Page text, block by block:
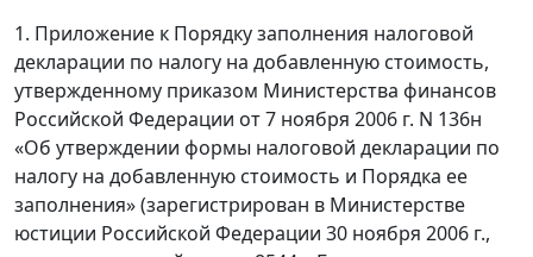
1. Приложение к Порядку заполнения налоговой
декларации по налогу на добавленную стоимость,
утвержденному приказом Министерства финансов
Российской Федерации от 7 ноября 2006 г. N 136н
«Об утверждении формы налоговой декларации по
налогу на добавленную стоимость и Порядка ее
заполнения» (зарегистрирован в Министерстве
юстиции Российской Федерации 30 ноября 2006 г.,